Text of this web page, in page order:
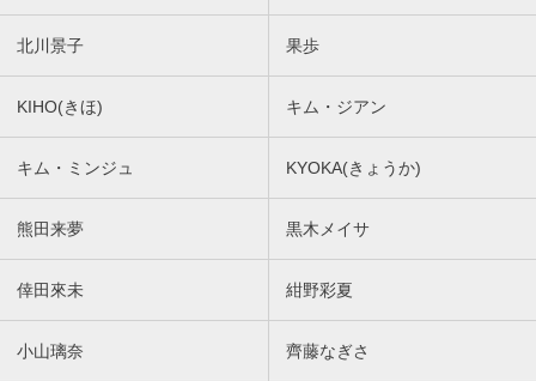
北川景子 果歩
KIHO(きほ) キム・ジアン
キム・ミンジュ KYOKA(きょうか)
熊田来夢 黒木メイサ
倖田來未 紺野彩夏
小山璃奈 齊藤なぎさ